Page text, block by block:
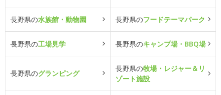
長野県の水族館・動物園 長野県のフードテーマパーク
長野県の工場見学 長野県のキャンプ場・BBQ場
長野県のグランピング
長野県の牧場・レジャー＆リ
ゾート施設